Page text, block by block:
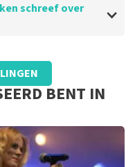
over
meer als 170 euto
maar 49.50
plaats. Nooit meer
BENT IN